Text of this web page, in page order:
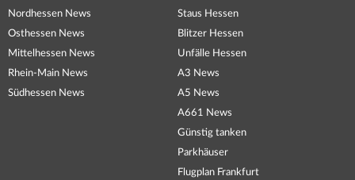
Nordhessen News
Osthessen News
Mittelhessen News
Rhein-Main News
Südhessen News
Staus Hessen
Blitzer Hessen
Unfälle Hessen
A3 News
A5 News
A661 News
Günstig tanken
Parkhäuser
Flugplan Frankfurt